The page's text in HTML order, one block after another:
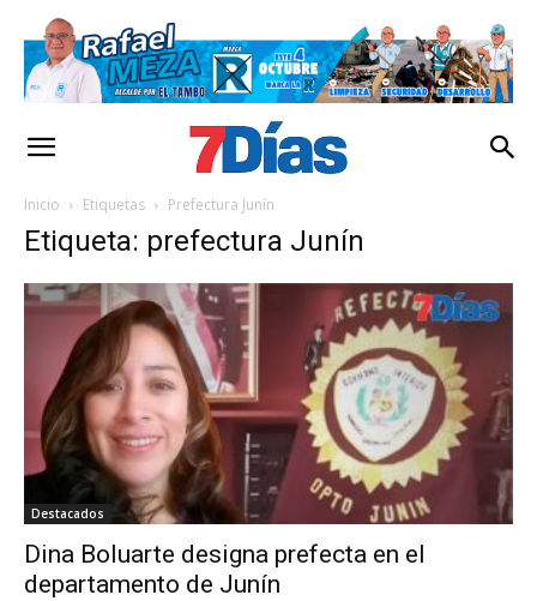
Inicio Etiquetas Prefectura Junín
Etiqueta: prefectura Junín
Destacados
Dina Boluarte designa prefecta en el
departamento de Junín